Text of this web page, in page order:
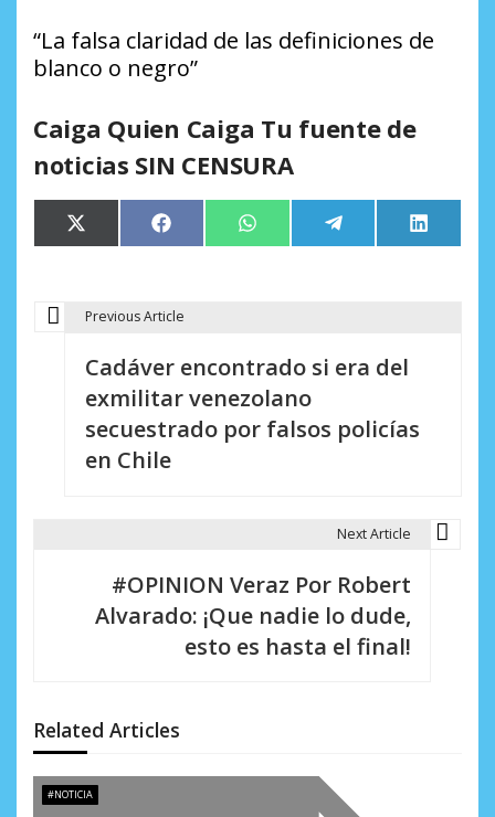
“La falsa claridad de las definiciones de
blanco o negro”
Caiga Quien Caiga Tu fuente de
noticias SIN CENSURA
Compartir
en
X
(Twitter)
Compartir
en
Facebook Compartir
en
WhatsApp Compartir
en
Telegram
en
LinkedIn
N
d
e
Previous Article
Cadáver encontrado si era del
exmilitar venezolano
secuestrado por falsos policías
en Chile
Next Article
#OPINION Veraz Por Robert
Alvarado: ¡Que nadie lo dude,
esto es hasta el final!
Related Articles
#NOTICIA